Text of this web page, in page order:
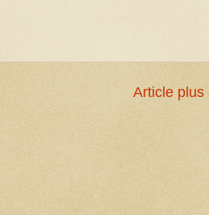
Article plus